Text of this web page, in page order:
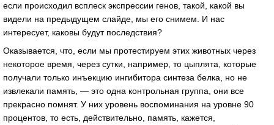
если происходил всплеск экспрессии генов, такой, какой вы
видели на предыдущем слайде, мы его снимем. И нас
интересует, каковы будут последствия?
Оказывается, что, если мы протестируем этих животных через
некоторое время, через сутки, например, то цыплята, которые
получали только инъекцию ингибитора синтеза белка, но не
извлекали память, — это одна контрольная группа, они все
прекрасно помнят. У них уровень воспоминания на уровне 90
процентов, то есть, действительно, память, кажется,